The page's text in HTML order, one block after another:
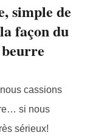
simple de
façon du
cassions
si nous
sérieux!